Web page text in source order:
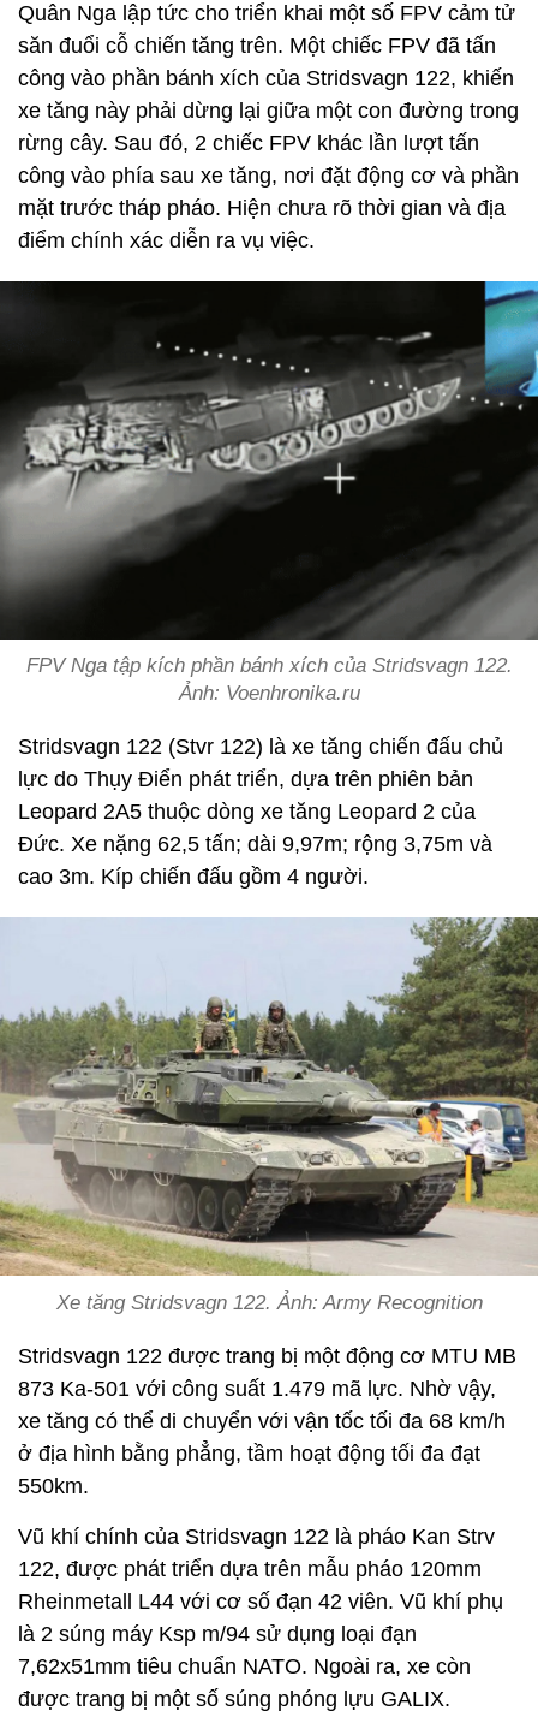
Quân Nga lập tức cho triển khai một số FPV cảm tử
săn đuổi cỗ chiến tăng trên. Một chiếc FPV đã tấn
công vào phần bánh xích của Stridsvagn 122, khiến
xe tăng này phải dừng lại giữa một con đường trong
rừng cây. Sau đó, 2 chiếc FPV khác lần lượt tấn
công vào phía sau xe tăng, nơi đặt động cơ và phần
mặt trước tháp pháo. Hiện chưa rõ thời gian và địa
điểm chính xác diễn ra vụ việc.
FPV Nga tập kích phần bánh xích của Stridsvagn 122.
Ảnh: Voenhronika.ru
Stridsvagn 122 (Stvr 122) là xe tăng chiến đấu chủ
lực do Thụy Điển phát triển, dựa trên phiên bản
Leopard 2A5 thuộc dòng xe tăng Leopard 2 của
Đức. Xe nặng 62,5 tấn; dài 9,97m; rộng 3,75m và
cao 3m. Kíp chiến đấu gồm 4 người.
Xe tăng Stridsvagn 122. Ảnh: Army Recognition
Stridsvagn 122 được trang bị một động cơ MTU MB
873 Ka-501 với công suất 1.479 mã lực. Nhờ vậy,
xe tăng có thể di chuyển với vận tốc tối đa 68 km/h
ở địa hình bằng phẳng, tầm hoạt động tối đa đạt
550km.
Vũ khí chính của Stridsvagn 122 là pháo Kan Strv
122, được phát triển dựa trên mẫu pháo 120mm
Rheinmetall L44 với cơ số đạn 42 viên. Vũ khí phụ
là 2 súng máy Ksp m/94 sử dụng loại đạn
7,62x51mm tiêu chuẩn NATO. Ngoài ra, xe còn
được trang bị một số súng phóng lựu GALIX.